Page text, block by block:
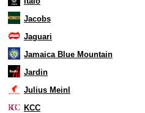
Jacobs
Jaguari
Jamaica Blue Mountain
Jardin
Julius Meinl
KCC